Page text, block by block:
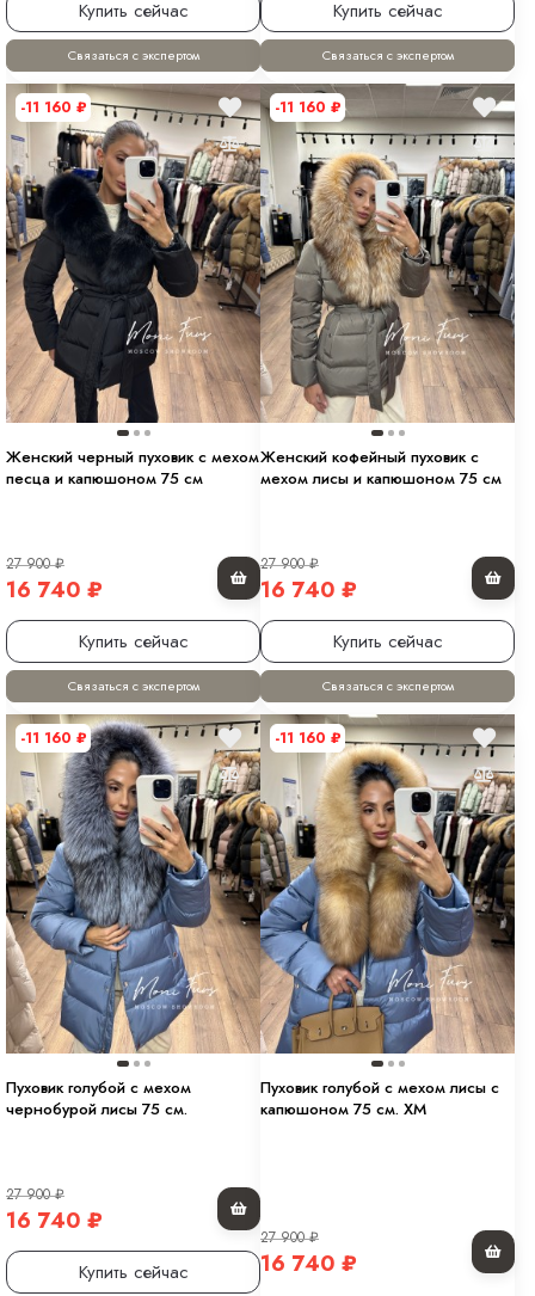
Купить сейчас
Связаться с экспертом
Купить сейчас
Связаться с экспертом
-11 160 ₽
Женский черный пуховик с мехом
песца и капюшоном 75 см
27 900₽
16 740 ₽
Купить сейчас
Связаться с экспертом
-11 160 ₽
Женский кофейный пуховик с
мехом лисы и капюшоном 75 см
27 900₽
16 740 ₽
Купить сейчас
Связаться с экспертом
-11 160 ₽
Пуховик голубой с мехом
чернобурой лисы 75 см.
27 900₽
16 740 ₽
Купить сейчас
-11 160 ₽
Пуховик голубой с мехом лисы с
капюшоном 75 см. XM
27 900₽
16 740 ₽